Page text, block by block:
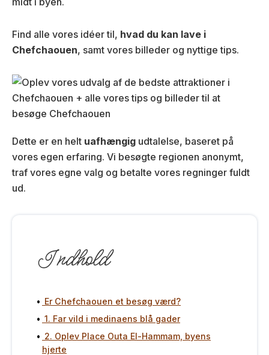
Find alle vores idéer til, hvad du kan lave i
Chefchaouen, samt vores billeder og nyttige tips.
Dette er en helt uafhængig udtalelse, baseret på
vores egen erfaring. Vi besøgte regionen anonymt,
traf vores egne valg og betalte vores regninger fuldt
ud.
Indhold
Er Chefchaouen et besøg værd?
1. Far vild i medinaens blå gader
2. Oplev Place Outa El-Hammam, byens
hjerte